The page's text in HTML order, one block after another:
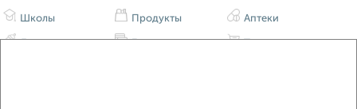
Школы Продукты Аптеки